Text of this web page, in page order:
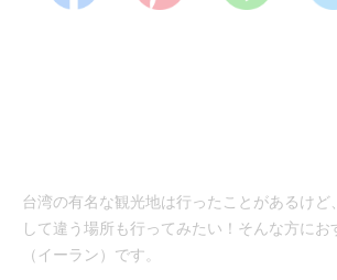
台湾の有名な観光地は行ったことがあるけど
して違う場所も行ってみたい！そんな方にお
（イーラン）です。